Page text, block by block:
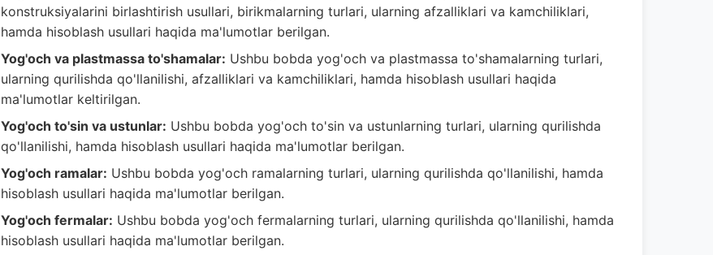
konstruksiyalarini birlashtirish usullari, birikmalarning turlari, ularning afzalliklari va kamchiliklari,
hamda hisoblash usullari haqida ma'lumotlar berilgan.
Yog'och va plastmassa to'shamalar: Ushbu bobda yog'och va plastmassa to'shamalarning turlari,
ularning qurilishda qo'llanilishi, afzalliklari va kamchiliklari, hamda hisoblash usullari haqida
ma'lumotlar keltirilgan.
Yog'och to'sin va ustunlar: Ushbu bobda yog'och to'sin va ustunlarning turlari, ularning qurilishda
qo'llanilishi, hamda hisoblash usullari haqida ma'lumotlar berilgan.
Yog'och ramalar: Ushbu bobda yog'och ramalarning turlari, ularning qurilishda qo'llanilishi, hamda
hisoblash usullari haqida ma'lumotlar berilgan.
Yog'och fermalar: Ushbu bobda yog'och fermalarning turlari, ularning qurilishda qo'llanilishi, hamda
hisoblash usullari haqida ma'lumotlar berilgan.